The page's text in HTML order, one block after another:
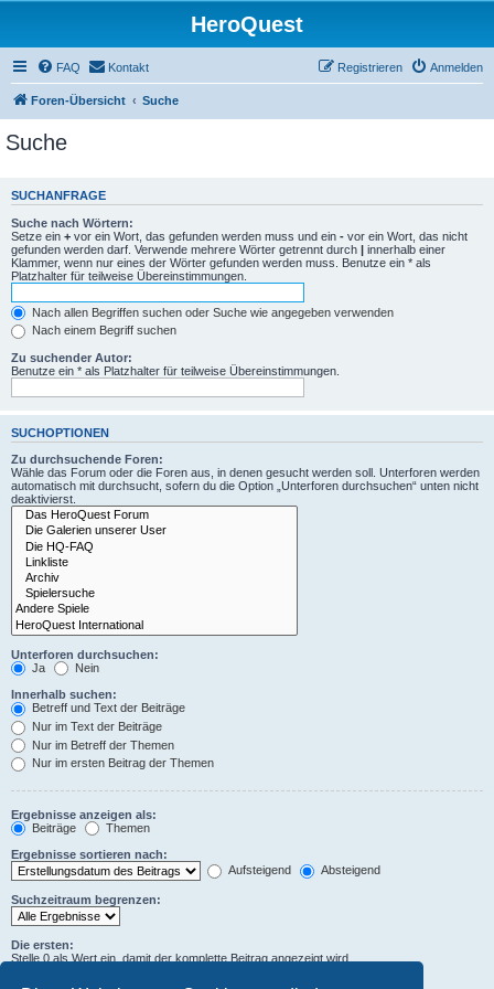
HeroQuest
FAQ Kontakt Anmelden
Registrieren
Foren-Übersicht Suche
Suche
SUCHANFRAGE
Suche nach Wörtern:
Setze ein + vor ein Wort, das gefunden werden muss und ein - vor ein Wort, das nicht
gefunden werden darf. Verwende mehrere Wörter getrennt durch | innerhalb einer
Klammer, wenn nur eines der Wörter gefunden werden muss. Benutze ein * als
Platzhalter für teilweise Übereinstimmungen.
Nach allen Begriffen suchen oder Suche wie angegeben verwenden
Nach einem Begriff suchen
Zu suchender Autor:
Benutze ein * als Platzhalter für teilweise Übereinstimmungen.
SUCHOPTIONEN
Zu durchsuchende Foren:
Wähle das Forum oder die Foren aus, in denen gesucht werden soll. Unterforen werden
automatisch mit durchsucht, sofern du die Option „Unterforen durchsuchen“ unten nicht
deaktivierst.
Unterforen durchsuchen:
Ja
Nein
Innerhalb suchen:
Betreff und Text der Beiträge
Nur im Text der Beiträge
Nur im Betreff der Themen
Nur im ersten Beitrag der Themen
Ergebnisse anzeigen als:
Beiträge
Themen
Ergebnisse sortieren nach:
Aufsteigend
Absteigend
Suchzeitraum begrenzen:
Die ersten:
Stelle 0 als Wert ein, damit der komplette Beitrag angezeigt wird.